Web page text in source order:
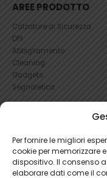
Per fornire le migliori
cookie per memorizzare
dispositivo. Il consenso
elaborare dati come il
AREE PRODOTTO
Calzature di Sicurezza
DPI
Abbigliamento
Cleaning
Gadgets
Segnaletica
RICHIEDI UN RESO
Condizioni e Resi
FAQ Antinfortunistica
Richiesta Reso